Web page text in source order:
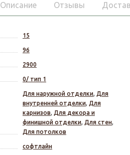
Описание Отзывы
15
96
2900
0/ тип 1
Для наружной отделки, Для
внутренней отделки, Для
карнизов, Для декора и
финишной отделки, Для стен,
Для потолков
софтлайн